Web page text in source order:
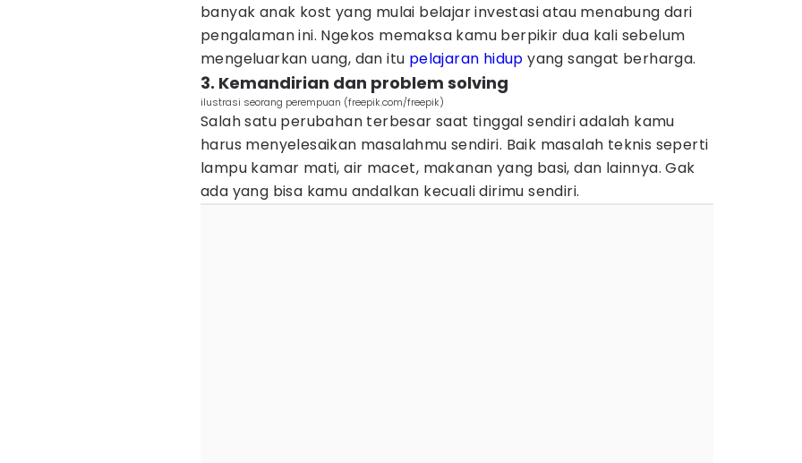
banyak anak kost yang mulai belajar investasi atau menabung dari
pengalaman ini. Ngekos memaksa kamu berpikir dua kali sebelum
mengeluarkan uang, dan itu pelajaran hidup yang sangat berharga.
3. Kemandirian dan problem solving
ilustrasi seorang perempuan (freepik.com/freepik)
Salah satu perubahan terbesar saat tinggal sendiri adalah kamu
harus menyelesaikan masalahmu sendiri. Baik masalah teknis seperti
lampu kamar mati, air macet, makanan yang basi, dan lainnya. Gak
ada yang bisa kamu andalkan kecuali dirimu sendiri.